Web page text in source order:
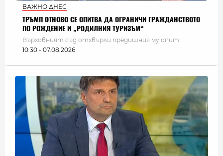
ВАЖНО ДНЕС
ТРЪМП ОТНОВО СЕ ОПИТВА ДА ОГРАНИЧИ ГРАЖДАНСТВОТО
ПО РОЖДЕНИЕ И „РОДИЛНИЯ ТУРИЗЪМ“
Върховният съд отхвърли предишния му опит
10:30 - 07.08.2026